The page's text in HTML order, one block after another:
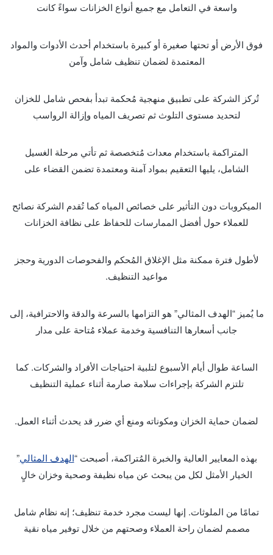
واسعة في التعامل مع جميع أنواع الخزانات سواءً كانت
فوق الأرض أو تحتها صغيرة أو كبيرة باستخدام أحدث الأدوات والمواد
المعتمدة لضمان تنظيف شامل وآمن
تُركز الشركة على تطبيق منهجية مُحكمة تبدأ بفحص شامل للخزان
لتحديد مستوى التلوث ثم تصريف المياه وإزالة الرواسب
المتراكمة باستخدام معدات مُتخصصة ثم تأتي مرحلة الغسيل
الشامل، يليها التعقيم بمواد آمنة ومعتمدة تضمن القضاء على
الميكروبات دون التأثير على خصائص المياه كما تُقدم الشركة نصائح
للعملاء حول أفضل الممارسات للحفاظ على نظافة الخزانات
لأطول فترة ممكنة مثل الإغلاق المُحكم والفحوصات الدورية وحجز
مواعيد التنظيف.
ما يُميز “الهدف المثالي” هو التزامها بالسرعة والدقة والاحترافية، إلى
جانب أسعارها التنافسية وخدمة عملاء مُتاحة على مدار
الساعة طوال أيام الأسبوع لتلبية احتياجات الأفراد والشركات. كما
تلتزم الشركة بإجراءات سلامة صارمة أثناء عملية التنظيف
لضمان حماية الخزان ومكوناته ومنع أي ضرر قد يحدث أثناء العمل.
بهذه المعايير العالية والخبرة المُتراكمة، أصبحت “الهدف المثالي”
الخيار الأمثل لكل من يبحث عن مياه نظيفة وصحية وخزان خالٍ
تمامًا من الملوثات. إنها ليست مجرد خدمة تنظيف؛ إنه نظام شامل
مصمم لضمان راحة العملاء وصحتهم من خلال توفير مياه نقية